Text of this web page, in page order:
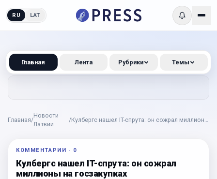
RU LAT
Главная/
Новости
Латвии
/Кулбергс нашел IT-спрута: он сожрал миллионы
КОММЕНТАРИИ · 0
Кулбергс нашел IT-спрута: он сожрал
миллионы на госзакупках
Главная Лента Рубрики Темы